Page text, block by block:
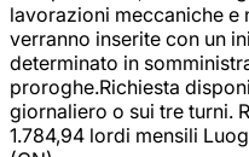
lavorazioni meccaniche e
verranno inserite con un
determinato in
proroghe.Richiesta
giornaliero o sui tre turni.
1.784,94 lordi mensili